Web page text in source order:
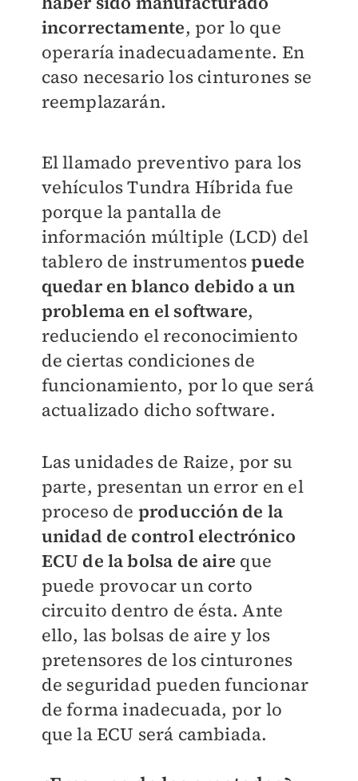
incorrectamente, por lo que
operaría inadecuadamente. En
caso necesario los cinturones se
reemplazarán.
El llamado preventivo para los
vehículos Tundra Híbrida fue
porque la pantalla de
información múltiple (LCD) del
tablero de instrumentospuede
quedar en blanco debido a un
problema en el software,
reduciendo el reconocimiento
de ciertas condiciones de
funcionamiento, por lo que será
actualizado dicho software.
Las unidades de Raize, por su
parte, presentan un error en el
proceso de producción de la
unidad de control electrónico
ECU de la bolsa de aire que
puede provocar un corto
circuito dentro de ésta. Ante
ello, las bolsas de aire y los
pretensores de los cinturones
de seguridad pueden funcionar
de forma inadecuada, por lo
que la ECU será cambiada.